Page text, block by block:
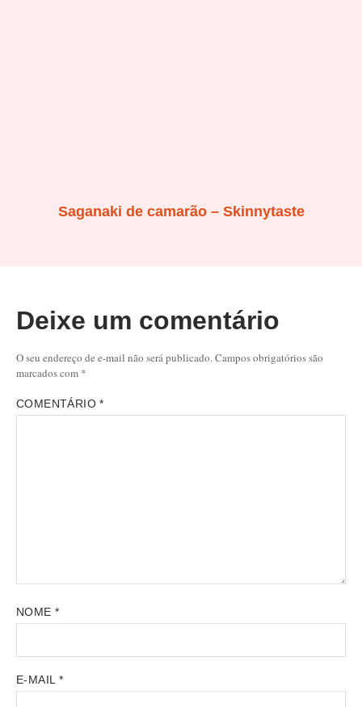
Saganaki de camarão – Skinnytaste
Deixe um comentário
O seu endereço de e-mail não será publicado.Campos obrigatórios são
marcados com *
COMENTÁRIO*
NOME *
E-MAIL *